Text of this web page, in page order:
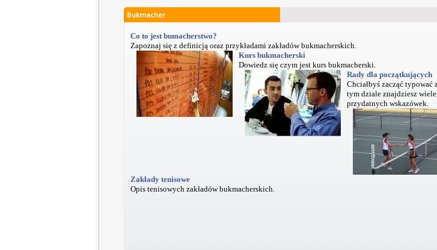
Bukmacher
Co to jest bumacherstwo?
Zapoznaj się z definicją oraz przykładami zakładów bukmacherskich.
Kurs bukmacherski
Dowiedz się czym jest kurs bukmacherski.
Rady dla początkujących
Chciałbyś zacząć typować
tym dziale znajdziesz wiele
przydatnych wskazówek.
Zakłady tenisowe
Opis tenisowych zakładów bukmacherskich.